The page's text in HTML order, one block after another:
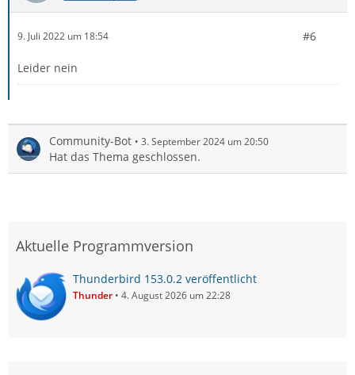
9. Juli 2022 um 18:54 #6
Leider nein
Community-Bot 3. September 2024 um 20:50
Hat das Thema geschlossen.
Aktuelle Programmversion
Thunderbird 153.0.2 veröffentlicht
Thunder 4. August 2026 um 22:28